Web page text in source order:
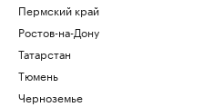
Пермский край
Ростов-на-Дону
Татарстан
Тюмень
Черноземье